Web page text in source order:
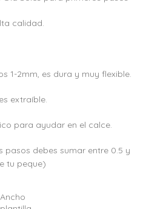
calidad.
1-2mm, es dura y muy flexible.
extraíble.
para ayudar en el calce.
pasos debes sumar entre 0.5 y
tu peque)
Ancho